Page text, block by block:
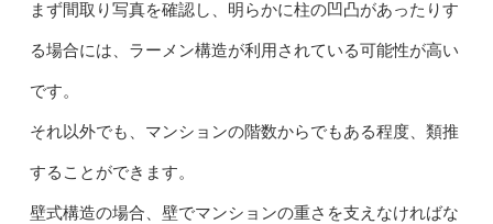
まず間取り写真を確認し、明らかに柱の凹凸があったりす
る場合には、ラーメン構造が利用されている可能性が高い
です。
それ以外でも、マンションの階数からでもある程度、類推
することができます。
壁式構造の場合、壁でマンションの重さを支えなければな